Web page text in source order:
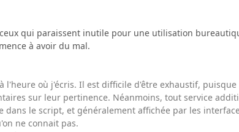
qui paraissent inutile pour une utilisation
à avoir du mal.
l'heure où j'écris. Il est difficile d'être exhaustif,
sur leur pertinence. Néanmoins, tout service
le script, et généralement affichée par les
ne connait pas.